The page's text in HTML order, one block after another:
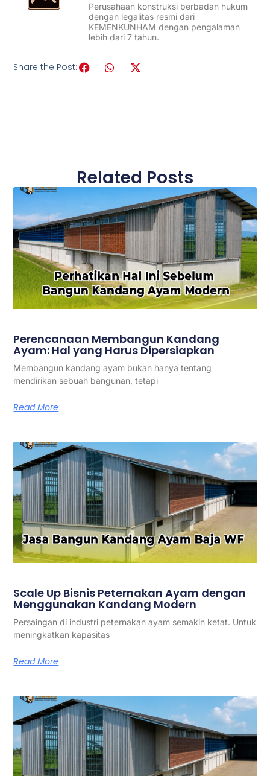
Perusahaan konstruksi berbadan hukum
dengan legalitas resmi dari
KEMENKUNHAM dengan pengalaman
lebih dari 7 tahun.
Share the Post:
Related Posts
Perencanaan Membangun Kandang
Ayam: Hal yang Harus Dipersiapkan
Membangun kandang ayam bukan hanya tentang
mendirikan sebuah bangunan, tetapi
Read More
Scale Up Bisnis Peternakan Ayam dengan
Menggunakan Kandang Modern
Persaingan di industri peternakan ayam semakin ketat. Untuk
meningkatkan kapasitas
Read More